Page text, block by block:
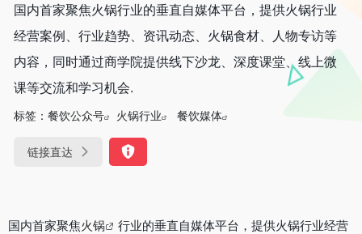
国内首家聚焦火锅行业的垂直自媒体平台，提供火锅行业
经营案例、行业趋势、资讯动态、火锅食材、人物专访等
内容，同时通过商学院提供线下沙龙、深度课堂、线上微
课等交流和学习机会.
标签： 餐饮公众号 火锅行业 餐饮媒体
链接直达
国内首家聚焦火锅
行业的垂直自媒体平台，提供火锅行业经营